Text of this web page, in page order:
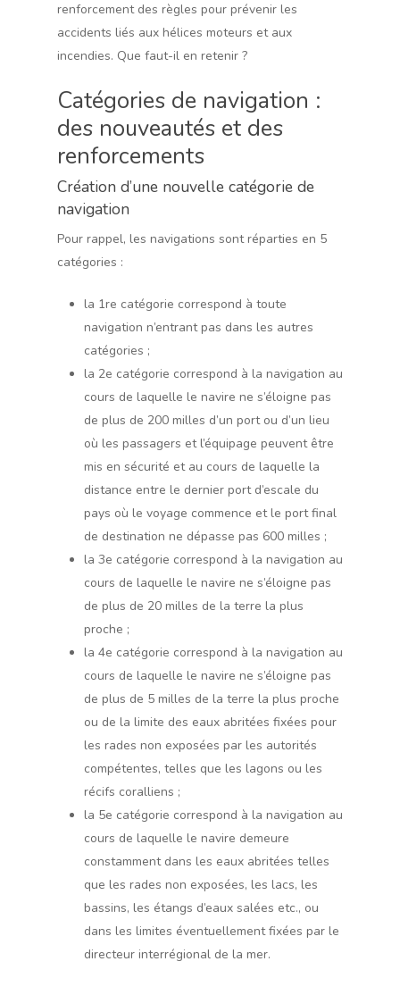
renforcement des règles pour prévenir les
accidents liés aux hélices moteurs et aux
incendies. Que faut-il en retenir ?
Catégories de navigation :
des nouveautés et des
renforcements
Création d’une nouvelle catégorie de
navigation
Pour rappel, les navigations sont réparties en 5
catégories :
la 1re catégorie correspond à toute
navigation n’entrant pas dans les autres
catégories ;
la 2e catégorie correspond à la navigation au
cours de laquelle le navire ne s’éloigne pas
de plus de 200 milles d’un port ou d’un lieu
où les passagers et l’équipage peuvent être
mis en sécurité et au cours de laquelle la
distance entre le dernier port d’escale du
pays où le voyage commence et le port final
de destination ne dépasse pas 600 milles ;
la 3e catégorie correspond à la navigation au
cours de laquelle le navire ne s’éloigne pas
de plus de 20 milles de la terre la plus
proche ;
la 4e catégorie correspond à la navigation au
cours de laquelle le navire ne s’éloigne pas
de plus de 5 milles de la terre la plus proche
ou de la limite des eaux abritées fixées pour
les rades non exposées par les autorités
compétentes, telles que les lagons ou les
récifs coralliens ;
la 5e catégorie correspond à la navigation au
cours de laquelle le navire demeure
constamment dans les eaux abritées telles
que les rades non exposées, les lacs, les
bassins, les étangs d’eaux salées etc., ou
dans les limites éventuellement fixées par le
directeur interrégional de la mer.